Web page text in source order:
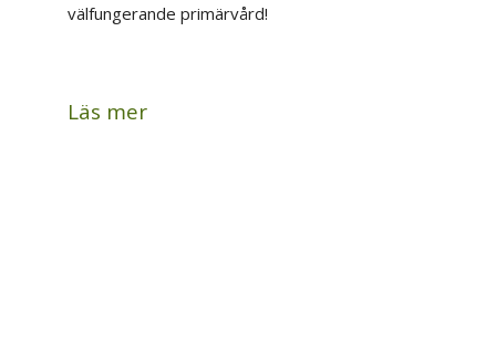
välfungerande primärvård!
Läs mer